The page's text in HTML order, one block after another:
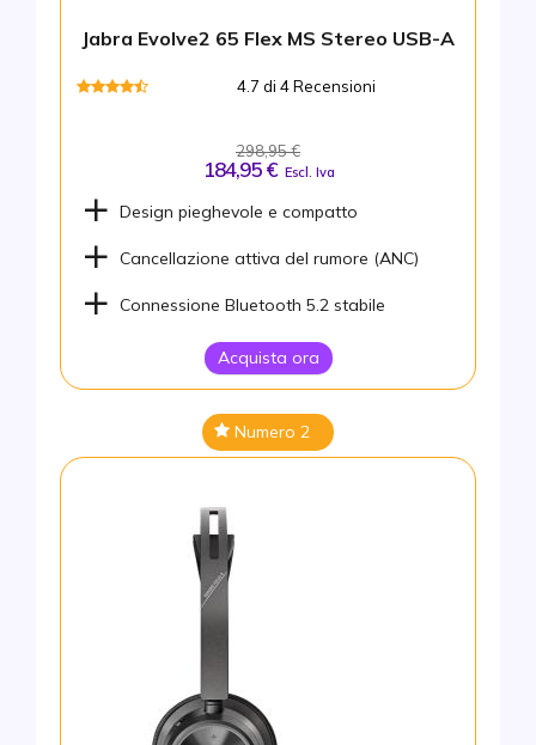
Jabra Evolve2 65 Flex MS Stereo USB-A
4.7 di 4 Recensioni
298,95 €
184,95 € Escl. Iva
Design pieghevole e compatto
Cancellazione attiva del rumore (ANC)
Connessione Bluetooth 5.2 stabile
Acquista ora
Numero 2